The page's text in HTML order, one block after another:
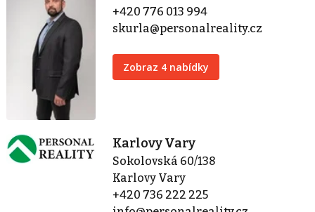
+420 776 013 994
skurla@personalreality.cz
Zobraz 4 nabídky
Karlovy Vary
Sokolovská 60/138
Karlovy Vary
+420 736 222 225